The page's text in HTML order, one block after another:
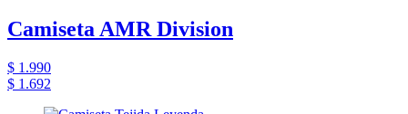
Camiseta AMR Division
$ 1.990
$ 1.692